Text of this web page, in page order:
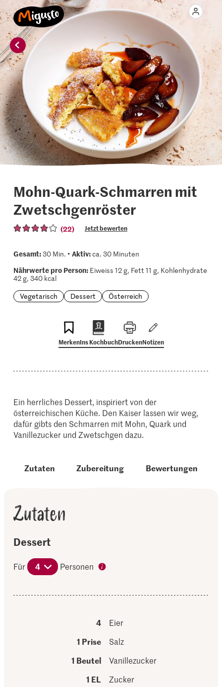
Mohn-Quark-Schmarren mit
Zwetschgenröster
(22) Jetzt bewerten
Gesamt:30 Min. • Aktiv:ca. 30 Minuten
Nährwerte pro Person:Eiweiss 12 g, Fett 11 g, Kohlenhydrate
42 g, 340 kcal
Vegetarisch
Dessert Österreich
MerkenIns KochbuchDruckenNotizen
Ein herrliches Dessert, inspiriert von der
österreichischen Küche. Den Kaiser lassen wir weg,
dafür gibts den Schmarren mit Mohn, Quark und
Vanillezucker und Zwetschgen dazu.
Zutaten Zubereitung Bewertungen
Zutaten
Dessert
Für 4 Personen
4
Eier
1 Prise
Salz
1 Beutel
Vanillezucker
1 EL
Zucker